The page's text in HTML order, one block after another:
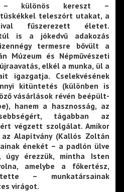
– különös kereszt –
teleszórt utakat, a
fűszerezett életet.
is a jókedvű adakozás
termesre bővült a
Múzeum és Népművészeti
elkél a munka, ül a
igazgatja. Cselekvésének
kitüntetés (különben is
vásárlások révén beépült-
hanem a hasznosság, az
tágabban az
végzett szolgálat. Amikor
Alapítvány (Kallós Zoltán
énekét – a padlón ülve
érezzük, mintha Isten
amelybe a főkertész,
– munkatársainak
virágot.